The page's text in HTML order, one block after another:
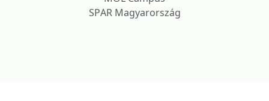
SPAR Magyarország